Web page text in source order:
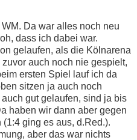
Da war alles noch neu
dass ich dabei war.
gelaufen, als die Kölnarena
auch noch nie gespielt,
ersten Spiel lauf ich da
sitzen ja auch noch
auch gut gelaufen, sind ja bis
haben wir dann aber gegen
ging es aus, d.Red.).
aber das war nichts